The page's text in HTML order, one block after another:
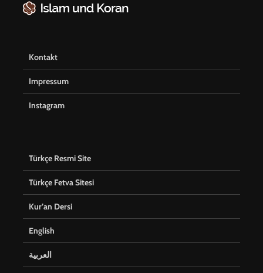
Kontakt
Impressum
Instagram
Türkçe Resmi Site
Türkçe Fetva Sitesi
Kur’an Dersi
English
العربية